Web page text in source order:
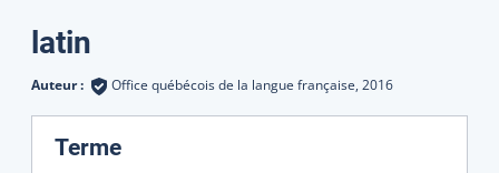
latin
Auteur : Office québécois de la langue française, 2016
Terme: